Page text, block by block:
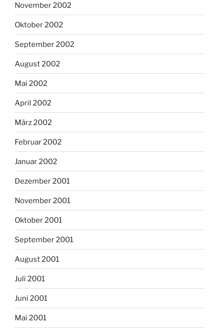
November 2002
Oktober 2002
September 2002
August 2002
Mai 2002
April 2002
März 2002
Februar 2002
Januar 2002
Dezember 2001
November 2001
Oktober 2001
September 2001
August 2001
Juli 2001
Juni 2001
Mai 2001